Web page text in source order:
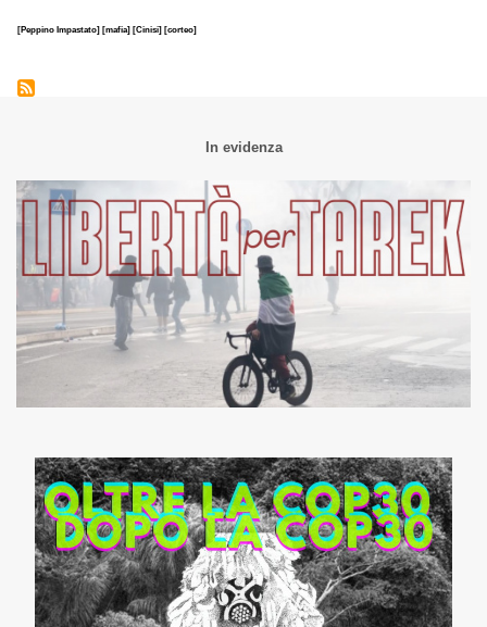
[Peppino Impastato] [mafia] [Cinisi] [corteo]
In evidenza